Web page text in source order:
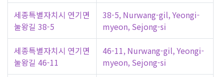
세종특별자치시 연기면
눌왕길 38-5
38-5, Nurwang-gil, Yeongi-
myeon, Sejong-si
세종특별자치시 연기면
눌왕길 46-11
46-11, Nurwang-gil, Yeongi-
myeon, Sejong-si